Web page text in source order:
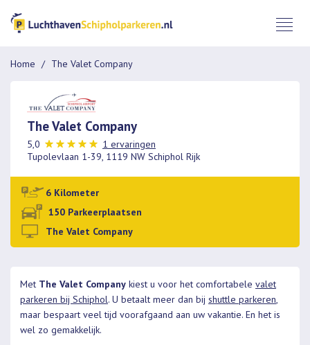
Home The Valet Company
The Valet Company
5,0
1 ervaringen
Tupolevlaan 1-39, 1119 NW Schiphol Rijk
6 Kilometer
150 Parkeerplaatsen
The Valet Company
Met The Valet Company kiest u voor het comfortabele valet
parkeren bij Schiphol. U betaalt meer dan bij shuttle parkeren
maar bespaart veel tijd voorafgaand aan uw vakantie. En het is
wel zo gemakkelijk.